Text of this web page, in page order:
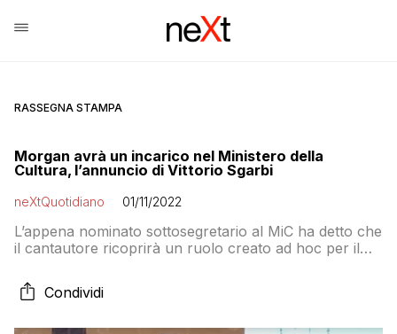
RASSEGNA STAMPA
Morgan avrà un incarico nel Ministero della
Cultura, l’annuncio di Vittorio Sgarbi
neXtQuotidiano 01/11/2022
L’appena nominato sottosegretario al MiC ha detto che
il cantautore ricoprirà un ruolo creato ad hoc per il
Condividi